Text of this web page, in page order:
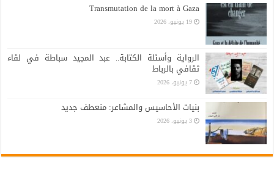
Transmutation de la mort à Gaza
19 يونيو، 2026
الرواية وأسئلة الكتابة.. عبد المجيد سباطة في لقاء
ثقافي بالرباط
7 يونيو، 2026
بنيات الأحاسيس والمشاعر: منعطف جديد
3 يونيو، 2026